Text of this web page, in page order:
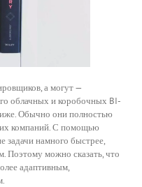
а могут —
облачных и коробочных BI-
Обычно они полностью
компаний. С помощью
задачи намного быстрее,
Поэтому можно сказать, что
адаптивным,